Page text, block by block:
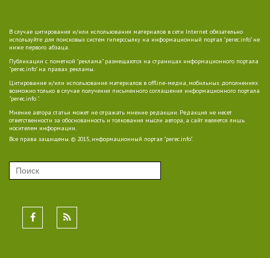
В случае цитирования и/или использования материалов в сети Internet обязательно
используйте для поисковых систем гиперссылку на информационный портал "perec.info" не
ниже первого абзаца.
Публикации с пометкой "реклама" размещаются на страницах информационного портала
"perec.info" на правах рекламы.
Цитирование и/или использование материалов в offline-медиа, мобильных дополнениях
возможно только в случае получения письменного соглашения информационного портала
"perec.info ".
Мнение автора статьи может не отражать мнение редакции. Редакция не несет
ответственности за обоснованность и толкования мысли автора, а сайт является лишь
носителем информации.
Все права защищены. © 2015, информационный портал "perec.info".